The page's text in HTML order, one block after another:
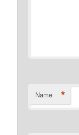
Name *